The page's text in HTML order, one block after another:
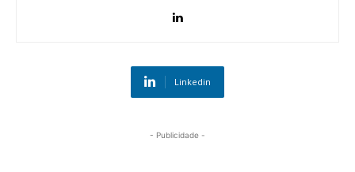
Linkedin
- Publicidade -